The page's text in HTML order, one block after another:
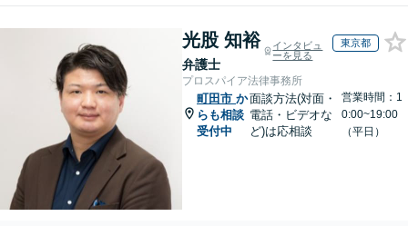
光股 知裕
弁護士
インタビュ
ーを見る
東京都
プロスパイア法律事務所
町田市 か
らも相談
受付中
面談方法(対面・
電話・ビデオな
ど)は応相談
営業時間：1
0:00~19:00
（平日）